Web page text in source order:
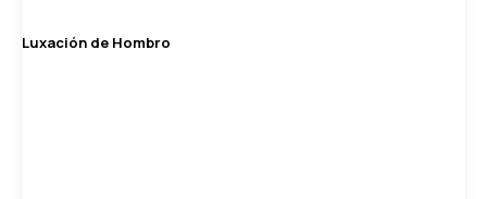
Luxación de Hombro